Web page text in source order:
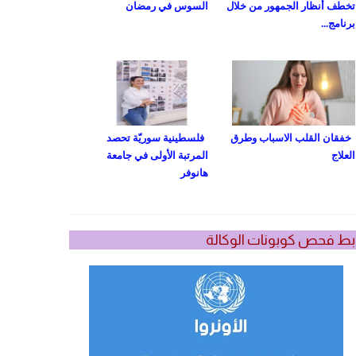
السوس في رمضان
تخطف أنظار الجمهور من خلال
برنامج...
فلسطينية سوريّة تحصد
المرتبة الأولى في جامعة
هانوفر
خفقان القلب الاسباب وطرق
العلاج
فحص كوبونات الوكالة